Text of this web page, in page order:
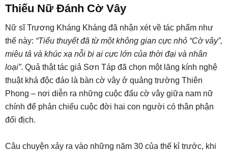
Thiếu Nữ Đánh Cờ Vây
Nữ sĩ Trương Kháng Kháng đã nhận xét về tác phẩm như
thế này: “Tiểu thuyết đã từ một không gian cực nhỏ “Cờ vây”,
miêu tả và khúc xạ nỗi bi ai cực lớn của thời đại và nhân
loại”. Quả thật tác giả Sơn Táp đã chọn một lăng kính nghệ
thuật khá độc đáo là bàn cờ vây ở quảng trường Thiên
Phong – nơi diễn ra những cuộc đấu cờ vây giữa nam nữ
chính để phản chiếu cuộc đời hai con người có thân phận
đối địch.
Câu chuyện xảy ra vào những năm 30 của thế kỉ trước, khi